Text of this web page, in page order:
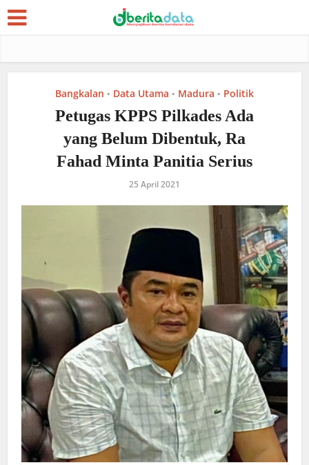
Bangkalan • Data Utama • Madura • Politik
Petugas KPPS Pilkades Ada
yang Belum Dibentuk, Ra
Fahad Minta Panitia Serius
25 April 2021